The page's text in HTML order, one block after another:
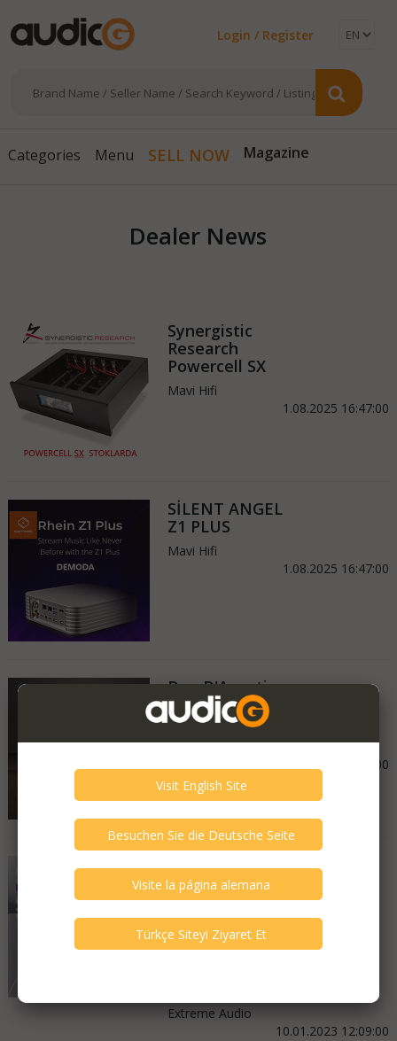
Login / Register
Categories Menu SELL NOW Magazine
Dealer News
Synergistic
Research
Powercell SX
Mavi Hifi
1.08.2025 16:47:00
SİLENT ANGEL
Z1 PLUS
Mavi Hifi
1.08.2025 16:47:00
Dan D'Agostino
Ürünleri Demo
odalarımız da
Mavi Hifi
1.08.2025 16:47:00
Distribütörü
Olduğumuz
Markalar Ek
Vergi Olmadan
Avrupa'daki
Satış fiyatları ile
Extreme Audio
10.01.2023 12:09:00